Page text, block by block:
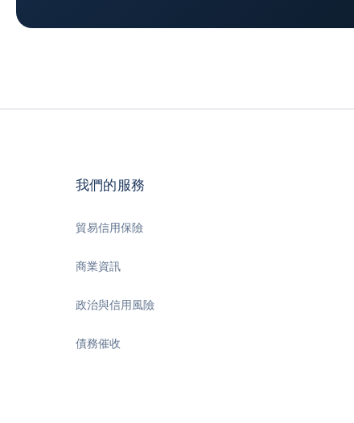
我們的服務
貿易信用保險
商業資訊
政治與信用風險
債務催收